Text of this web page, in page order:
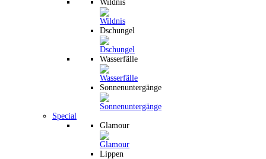
Wildnis
Dschungel
Wasserfälle
Sonnenuntergänge
Special
Glamour
Lippen